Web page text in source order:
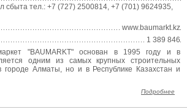
сбыта тел.: +7 (727) 2500814, +7 (701) 9624935,
www.baumarkt.kz
1 389 846
"BAUMARKT" основан в 1995 году и в
одним из самых крупных строительных
городе Алматы, но и в Республике Казахстан и
Подробнее